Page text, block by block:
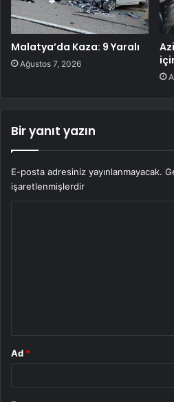
Malatya’da Kaza: 9 Yaralı
Ağustos 7, 2026
Bir yanıt yazın
E-posta adresiniz yayınlanmayacak.
işaretlenmişlerdir
Ad *